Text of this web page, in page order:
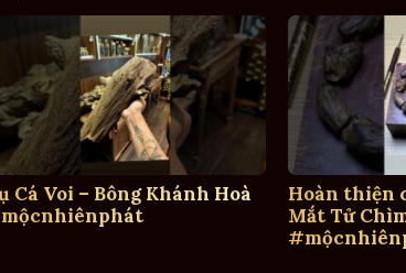
Cá Voi – Bông Khánh Hoà
Hoàn thiện
Mắt Tử